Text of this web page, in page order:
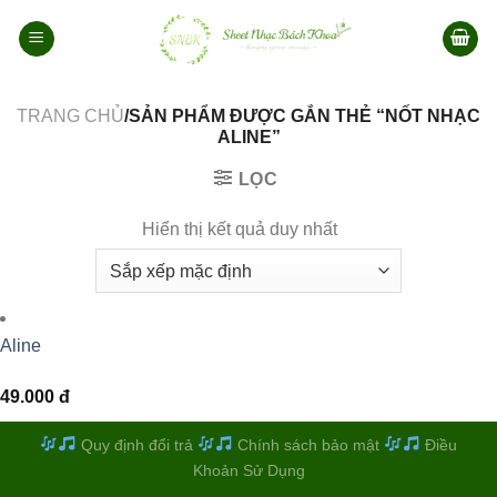
qua
TRANG CHỦ/SẢN PHẨM ĐƯỢC GẮN THẺ “NỐT NHẠC
ALINE”
LỌC
Hiển thị kết quả duy nhất
Aline
49.000 đ
Quy định đổi trả Chính sách bảo mật
Điều
Khoản Sử Dụng